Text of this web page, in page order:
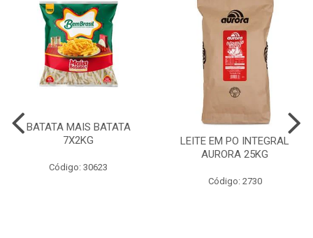
BATATA MAIS BATATA
7X2KG
Código: 30623
LEITE EM PO INTEGRAL
AURORA 25KG
Código: 2730